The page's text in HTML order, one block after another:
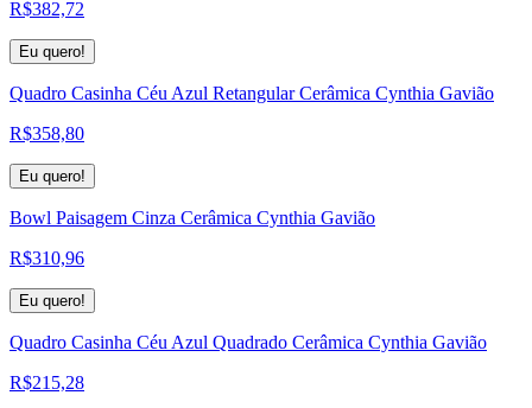
R$382,72
Eu quero!
Quadro Casinha Céu Azul Retangular Cerâmica Cynthia Gavião
R$358,80
Eu quero!
Bowl Paisagem Cinza Cerâmica Cynthia Gavião
R$310,96
Eu quero!
Quadro Casinha Céu Azul Quadrado Cerâmica Cynthia Gavião
R$215,28